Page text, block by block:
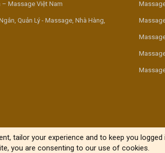
Massage Việt Nam
Quản Lý - Massage, Nhà Hàng,
tailor your experience and to keep you logged
you are consenting to our use of cookies.